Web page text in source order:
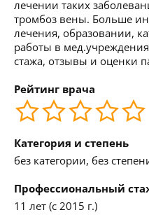
лечении таких
тромбоз вены. Больше
лечения, образовании,
работы в
стажа, отзывы и оценки
Рейтинг врача
Категория и степень
без категории, без
Профессиональный
11 лет (с 2015 г.)